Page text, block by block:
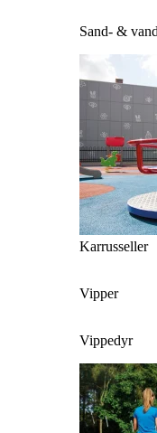
Sand- &
Karrusseller
Vipper
Vippedyr